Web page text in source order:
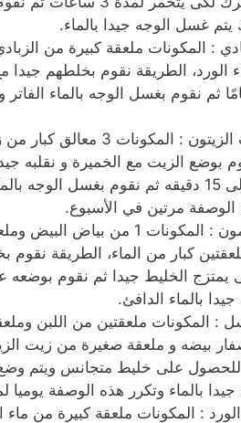
غسل الوجه جيدا بالماء.
: المكونات ملعقة كبيرة من
الورد، الطريقة نقوم بخلطهم
ثم نقوم بغسل الوجه بالماء الفاتر
وصفة الخميرة و زيت
بوضع الزيت مع الخميرة و نقلبه
لمدة تتراوح من 10 إلى 15 دقيقه ثم نقوم
مرتين في الأسبوع.
وصفة الخميرة و الليمون :
كبار من الماء، الطريقة
يمتزج الخليط جيدا ثم نقوم
بالماء الدافئ.
: المكونات ملعقتين من اللبن
بيضه و ملعقة صغيرة من زيت
للحصول على خليط متجانس ويتم
بالماء وتكرر هذه الوصفة يوميا
: المكونات ملعقة كبيرة من ماء